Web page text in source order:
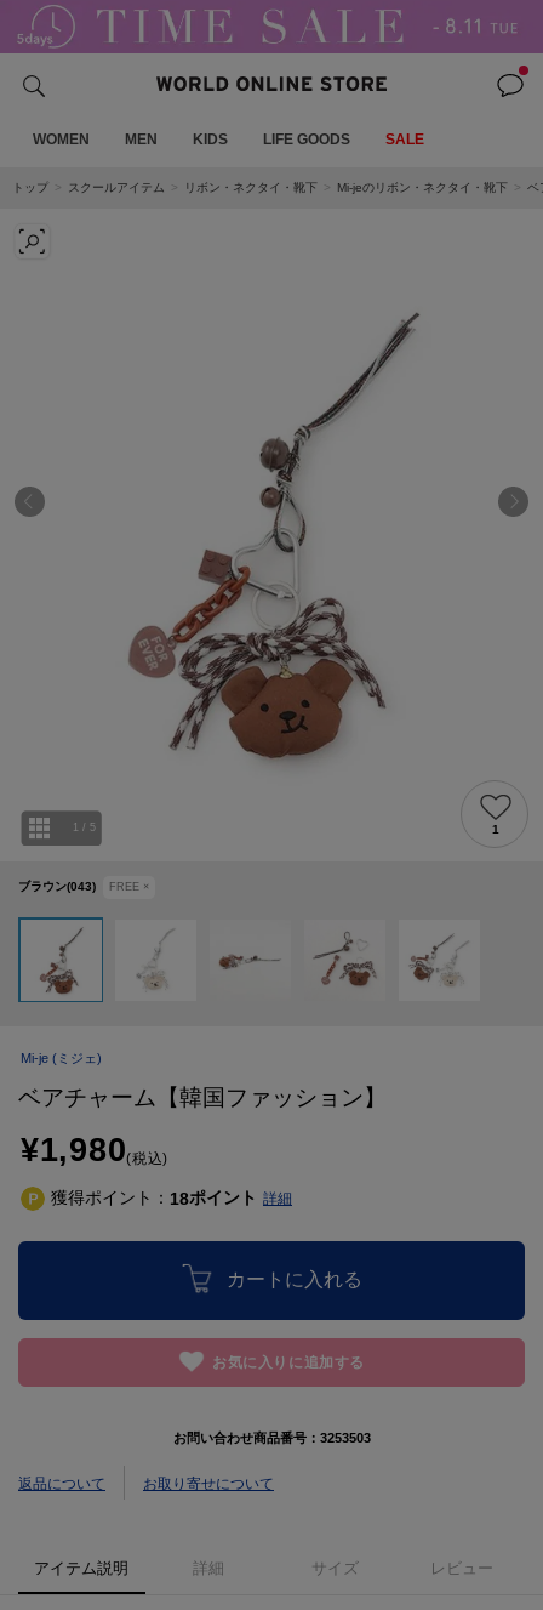
WOMEN MEN KIDS LIFE GOODS SALE
トップ スクールアイテム リボン・ネクタイ・靴下 Mi-jeのリボン・ネクタイ・靴下 ベ
ブラウン(043) FREE ×
1 / 5 1
Mi-je (ミジェ)
ベアチャーム【韓国ファッション】
¥1,980(税込)
獲得ポイント： 18ポイント 詳細
カートに入れる
お気に入りに追加する
お問い合わせ商品番号： 3253503
返品について お取り寄せについて
アイテム説明 詳細 サイズ レビュー